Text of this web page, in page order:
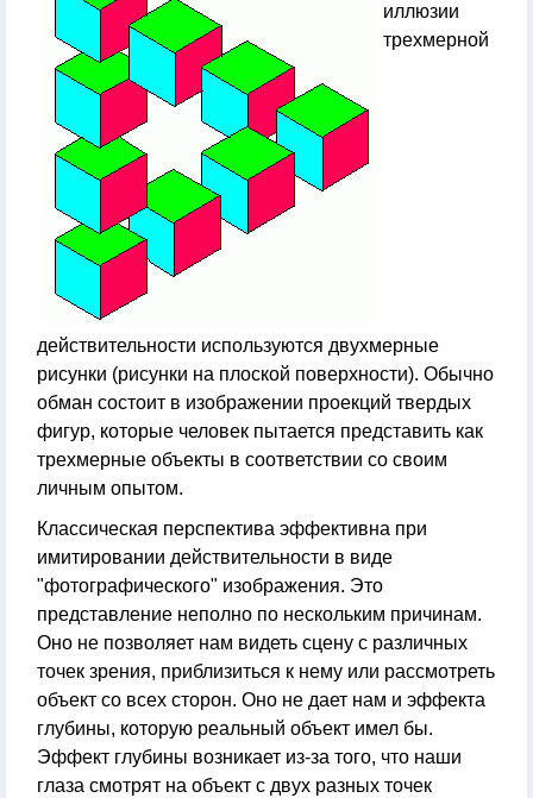
иллюзии
трехмерной
действительности используются двухмерные
рисунки (рисунки на плоской поверхности). Обычно
обман состоит в изображении проекций твердых
фигур, которые человек пытается представить как
трехмерные объекты в соответствии со своим
личным опытом.
Классическая перспектива эффективна при
имитировании действительности в виде
"фотографического" изображения. Это
представление неполно по нескольким причинам.
Оно не позволяет нам видеть сцену с различных
точек зрения, приблизиться к нему или рассмотреть
объект со всех сторон. Оно не дает нам и эффекта
глубины, которую реальный объект имел бы.
Эффект глубины возникает из-за того, что наши
глаза смотрят на объект с двух разных точек